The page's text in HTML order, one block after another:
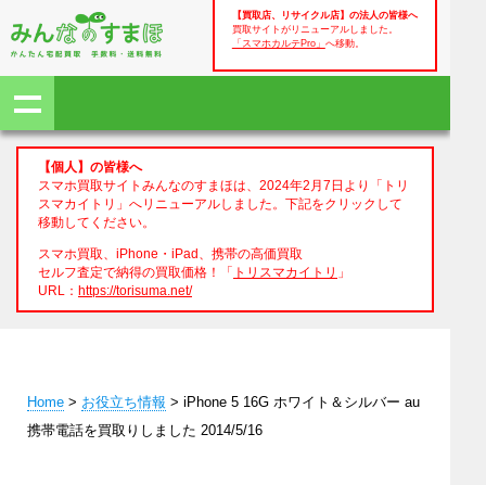
【買取店、リサイクル店】の法人の皆様へ
買取サイトがリニューアルしました。
「スマホカルテPro」 へ移動。
【個人】の皆様へ
スマホ買取サイトみんなのすまほは、2024年2月7日より「トリ
スマカイトリ」へリニューアルしました。下記をクリックして
移動してください。
スマホ買取、iPhone・iPad、携帯の高価買取
セルフ査定で納得の買取価格！「 トリスマカイトリ 」
URL： https://torisuma.net/
Home > お役立ち情報 > iPhone 5 16G ホワイト＆シルバー au
携帯電話を買取りしました 2014/5/16